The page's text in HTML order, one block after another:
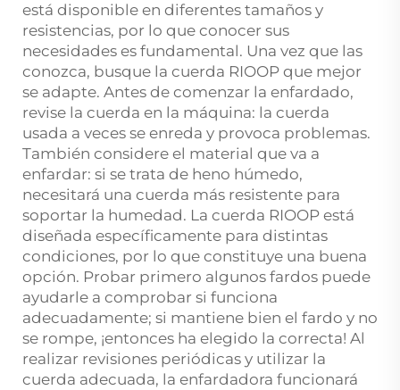
está disponible en diferentes tamaños y
resistencias, por lo que conocer sus
necesidades es fundamental. Una vez que las
conozca, busque la cuerda RIOOP que mejor
se adapte. Antes de comenzar la enfardado,
revise la cuerda en la máquina: la cuerda
usada a veces se enreda y provoca problemas.
También considere el material que va a
enfardar: si se trata de heno húmedo,
necesitará una cuerda más resistente para
soportar la humedad. La cuerda RIOOP está
diseñada específicamente para distintas
condiciones, por lo que constituye una buena
opción. Probar primero algunos fardos puede
ayudarle a comprobar si funciona
adecuadamente; si mantiene bien el fardo y no
se rompe, ¡entonces ha elegido la correcta! Al
realizar revisiones periódicas y utilizar la
cuerda adecuada, la enfardadora funcionará